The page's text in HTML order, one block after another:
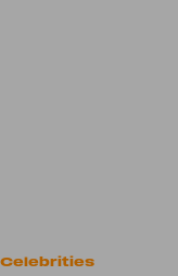
Celebrities